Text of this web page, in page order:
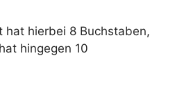
hat hierbei 8 Buchstaben,
hingegen 10